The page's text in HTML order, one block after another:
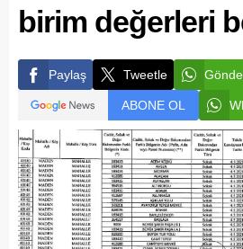
birim değerleri
Paylaş Tweetle
ABONE OL